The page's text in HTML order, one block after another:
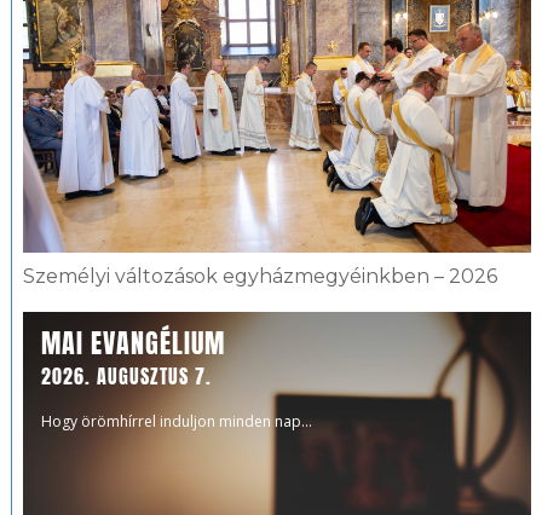
Személyi változások egyházmegyéinkben – 2026
MAI EVANGÉLIUM
2026. AUGUSZTUS 7.
Hogy örömhírrel induljon minden nap...